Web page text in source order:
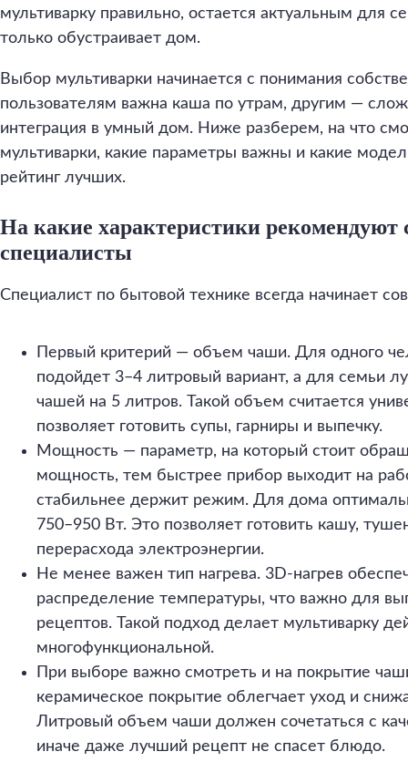
мультиварку правильно, остается актуальным для
только обустраивает дом.
Выбор мультиварки начинается с понимания
пользователям важна каша по утрам, другим —
интеграция в умный дом. Ниже разберем, на что
мультиварки, какие параметры важны и какие
рейтинг лучших.
На какие характеристики рекомендуют
специалисты
Специалист по бытовой технике всегда начинает
Первый критерий — объем чаши. Для одного
подойдет 3–4 литровый вариант, а для семьи
чашей на 5 литров. Такой объем считается
позволяет готовить супы, гарниры и выпечку.
Мощность — параметр, на который стоит
мощность, тем быстрее прибор выходит на
стабильнее держит режим. Для дома
750–950 Вт. Это позволяет готовить кашу,
перерасхода электроэнергии.
Не менее важен тип нагрева. 3D-нагрев
распределение температуры, что важно для
рецептов. Такой подход делает мультиварку
многофункциональной.
При выборе важно смотреть и на покрытие
керамическое покрытие облегчает уход и
Литровый объем чаши должен сочетаться с
иначе даже лучший рецепт не спасет блюдо.